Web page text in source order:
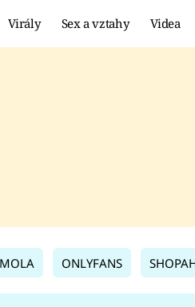
Virály Sex a vztahy Videa
ONLYFANS